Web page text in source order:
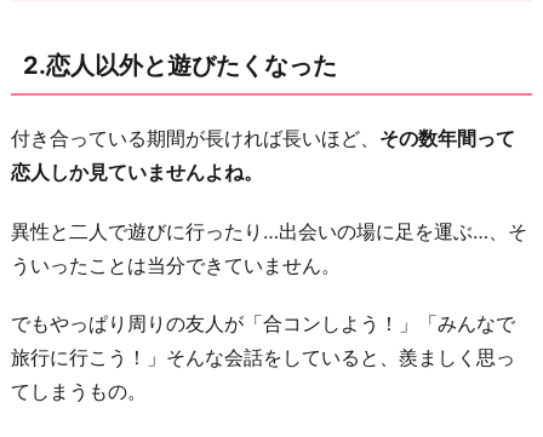
婚
に
し
て
の
考
方
が
違
2.恋人以外と遊びたくなった
付き合っている期間が長ければ長いほど、 その数年間って
恋人しか見ていませんよね。
異性と二人で遊びに行ったり…出会いの場に足を運ぶ…、そ
ういったことは当分できていません。
でもやっぱり周りの友人が「合コンしよう！」「みんなで
旅行に行こう！」そんな会話をしていると、羨ましく思っ
てしまうもの。